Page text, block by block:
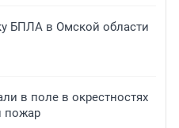
БПЛА в Омской области
в поле в окрестностях
пожар